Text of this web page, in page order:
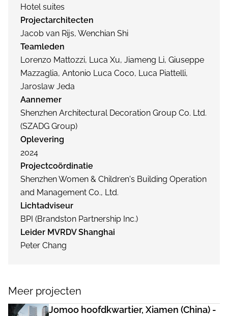
Hotel suites
Projectarchitecten
Jacob van Rijs, Wenchian Shi
Teamleden
Lorenzo Mattozzi, Luca Xu, Jiameng Li, Giuseppe
Mazzaglia, Antonio Luca Coco, Luca Piattelli,
Jaroslaw Jeda
Aannemer
Shenzhen Architectural Decoration Group Co. Ltd.
(SZADG Group)
Oplevering
2024
Projectcoördinatie
Shenzhen Women & Children's Building Operation
and Management Co., Ltd.
Lichtadviseur
BPI (Brandston Partnership Inc.)
Leider MVRDV Shanghai
Peter Chang
Meer projecten
Jomoo hoofdkwartier, Xiamen (China) -